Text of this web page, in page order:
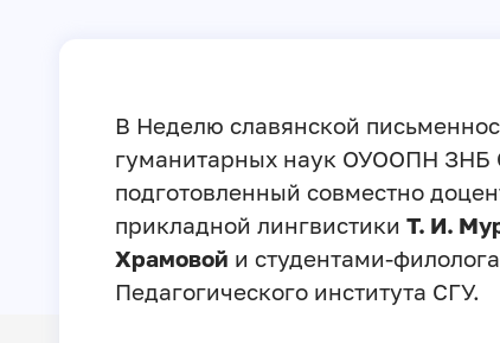
В Неделю славянской
гуманитарных наук ОУООПН ЗНБ
подготовленный совместно
прикладной лингвистики Т. И.
Храмовой и студентами-
Педагогического института СГУ.